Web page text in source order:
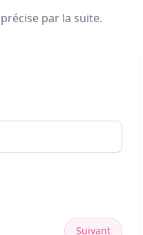
par la suite.
Suivant